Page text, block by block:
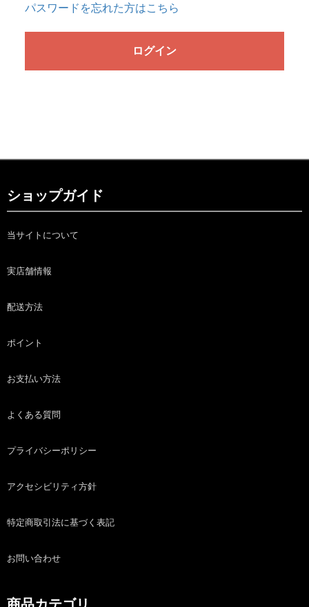
パスワードを忘れた方はこちら
ログイン
ショップガイド
当サイトについて
実店舗情報
配送方法
ポイント
お支払い方法
よくある質問
プライバシーポリシー
アクセシビリティ方針
特定商取引法に基づく表記
お問い合わせ